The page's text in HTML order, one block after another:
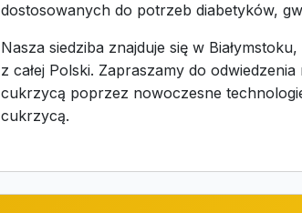
dostosowanych do potrzeb diabetyków,
Nasza siedziba znajduje się w
z całej Polski. Zapraszamy do
cukrzycą poprzez nowoczesne
cukrzycą.